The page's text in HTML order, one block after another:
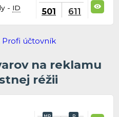
- ID 501 611
na reklamu
réžii